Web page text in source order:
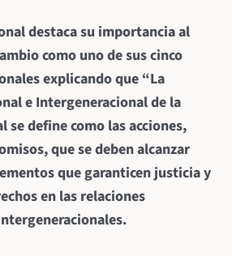
destaca su importancia al
como uno de sus cinco
explicando que “La
e Intergeneracional de la
se define como las acciones,
que se deben alcanzar
que garanticen justicia y
en las relaciones